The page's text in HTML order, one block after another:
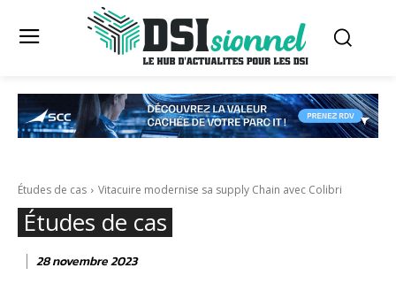
Études de cas Vitacuire modernise sa supply Chain avec Colibri
Études de cas
28 novembre 2023